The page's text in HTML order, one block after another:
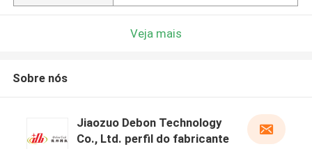
Veja mais
Sobre nós
Jiaozuo Debon Technology
Co., Ltd. perfil do fabricante